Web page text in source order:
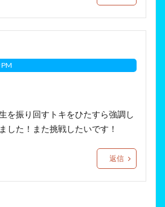
を振り回すトキをひたすら強調し
した！また挑戦したいです！
返信